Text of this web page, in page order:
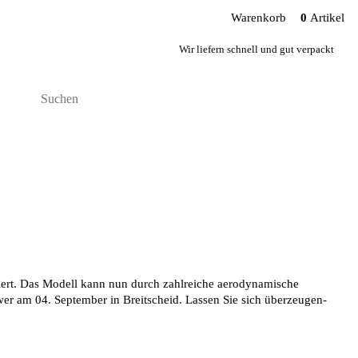
Wir liefern schnell und gut verpackt
Warenkorb 0 Artikel
Das Modell kann nun durch zahlreiche aerodynamische
am 04. September in Breitscheid. Lassen Sie sich überzeugen-